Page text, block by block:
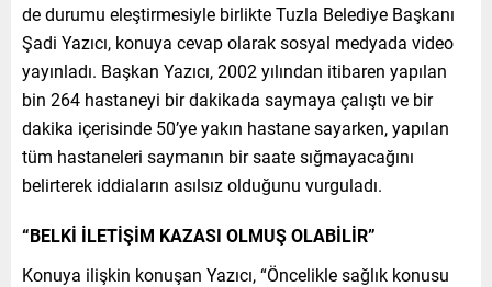
de durumu eleştirmesiyle birlikte Tuzla Belediye Başkanı
Şadi Yazıcı, konuya cevap olarak sosyal medyada video
yayınladı. Başkan Yazıcı, 2002 yılından itibaren yapılan
bin 264 hastaneyi bir dakikada saymaya çalıştı ve bir
dakika içerisinde 50’ye yakın hastane sayarken, yapılan
tüm hastaneleri saymanın bir saate sığmayacağını
belirterek iddiaların asılsız olduğunu vurguladı.
“BELKİ İLETİŞİM KAZASI OLMUŞ OLABİLİR”
Konuya ilişkin konuşan Yazıcı, “Öncelikle sağlık konusu